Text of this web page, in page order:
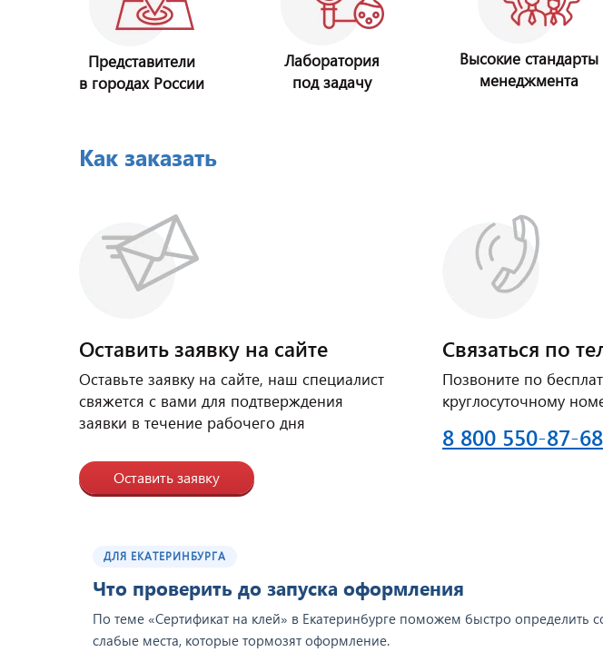
Представители
в городах России
Лаборатория
под задачу
Высокие стандарты
менеджмента
Как заказать
Оставить заявку на сайте
Оставьте заявку на сайте, наш специалист
свяжется с вами для подтверждения
заявки в течение рабочего дня
Оставить заявку
Связаться по
Позвоните по
круглосуточному
8 800 550-87-68
ДЛЯ ЕКАТЕРИНБУРГА
Что проверить до запуска оформления
По теме «Сертификат на клей» в Екатеринбурге поможем быстро определить
слабые места, которые тормозят оформление.